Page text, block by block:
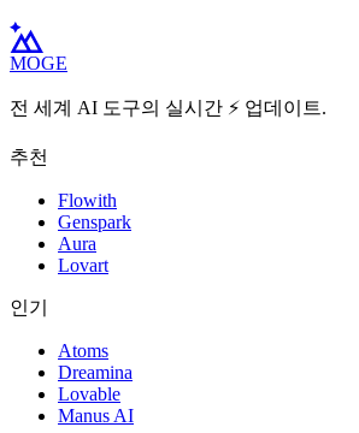
MOGE
전 세계 AI 도구의 실시간 ⚡️ 업데이트.
추천
Flowith
Genspark
Aura
Lovart
인기
Atoms
Dreamina
Lovable
Manus AI